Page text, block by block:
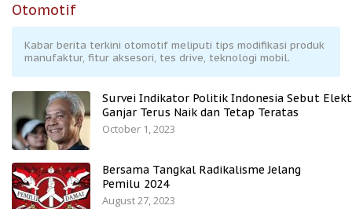
Otomotif
Kabar berita terkini otomotif meliputi tips modifikasi produk
manufaktur, fitur aksesori, tes drive, teknologi mobil.
Survei Indikator Politik Indonesia Sebut
Ganjar Terus Naik dan Tetap Teratas
October 1, 2023
Bersama Tangkal Radikalisme Jelang
Pemilu 2024
August 27, 2023